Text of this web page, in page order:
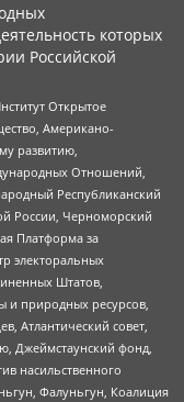
которых
Российской
Открытое
Американо-
развитию,
Отношений,
Республиканский
России, Черноморский
Платформа за
электоральных
Штатов,
и природных ресурсов,
Атлантический совет,
Джеймстаунский фонд,
насильственного
Фалуньгун, Коалиция